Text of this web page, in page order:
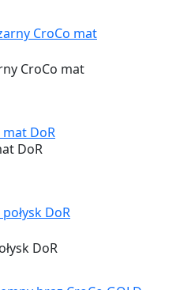
CroCo mat
DoR
DoR